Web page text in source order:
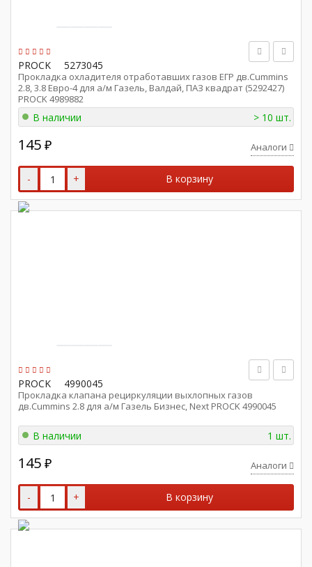
PROCK 5273045
Прокладка охладителя отработавших газов ЕГР дв.Cummins
2.8, 3.8 Евро-4 для а/м Газель, Валдай, ПАЗ квадрат (5292427)
PROCK 4989882
В наличии > 10 шт.
145 ₽ Аналоги
- + В корзину
PROCK 4990045
Прокладка клапана рециркуляции выхлопных газов
дв.Cummins 2.8 для а/м Газель Бизнес, Next PROCK 4990045
В наличии 1 шт.
145 ₽ Аналоги
- + В корзину